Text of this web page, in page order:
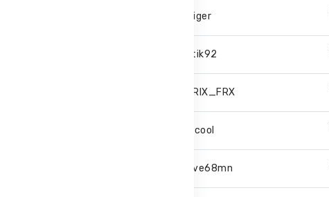
bilitiger
Bartik92
EFERIX_FRX
scelcool
Steve68mn